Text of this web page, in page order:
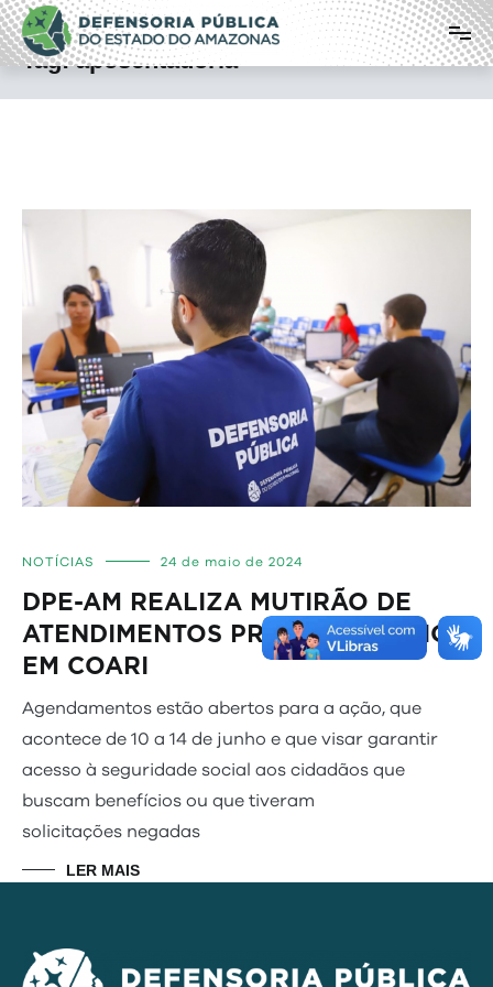
Pular
para
o
conteúdo
Defensoria Pública do Estado do
Amazonas
Tag:aposentadoria
NOTÍCIAS 24 de maio de 2024
DPE-AM REALIZA MUTIRÃO DE
ATENDIMENTOS PREVIDENCIÁRIOS
EM COARI
Agendamentos estão abertos para a ação, que
acontece de 10 a 14 de junho e que visar garantir
acesso à seguridade social aos cidadãos que
buscam benefícios ou que tiveram
solicitações negadas
LER MAIS